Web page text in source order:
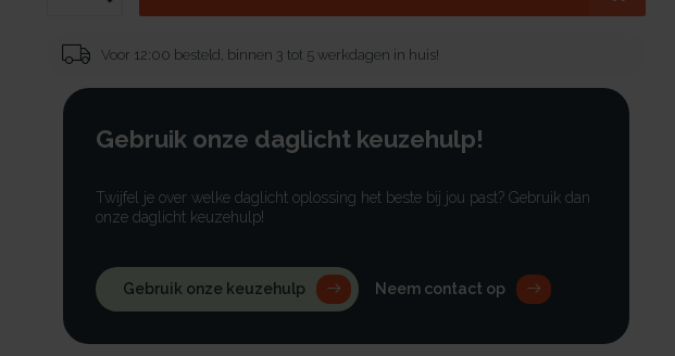
Voor 12:00 besteld, binnen 3 tot 5 werkdagen in huis!
Gebruik onze daglicht keuzehulp!
Twijfel je over welke daglicht oplossing het beste bij jou past? Gebruik dan
onze daglicht keuzehulp!
Gebruik onze keuzehulp Neem contact op